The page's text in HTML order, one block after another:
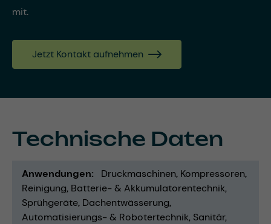
mit.
Jetzt Kontakt aufnehmen
Technische Daten
Anwendungen Druckmaschinen Kompressoren
Reinigung Batterie- & Akkumulatorentechnik
Sprühgeräte Dachentwässerung
Automatisierungs- & Robotertechnik Sanitär